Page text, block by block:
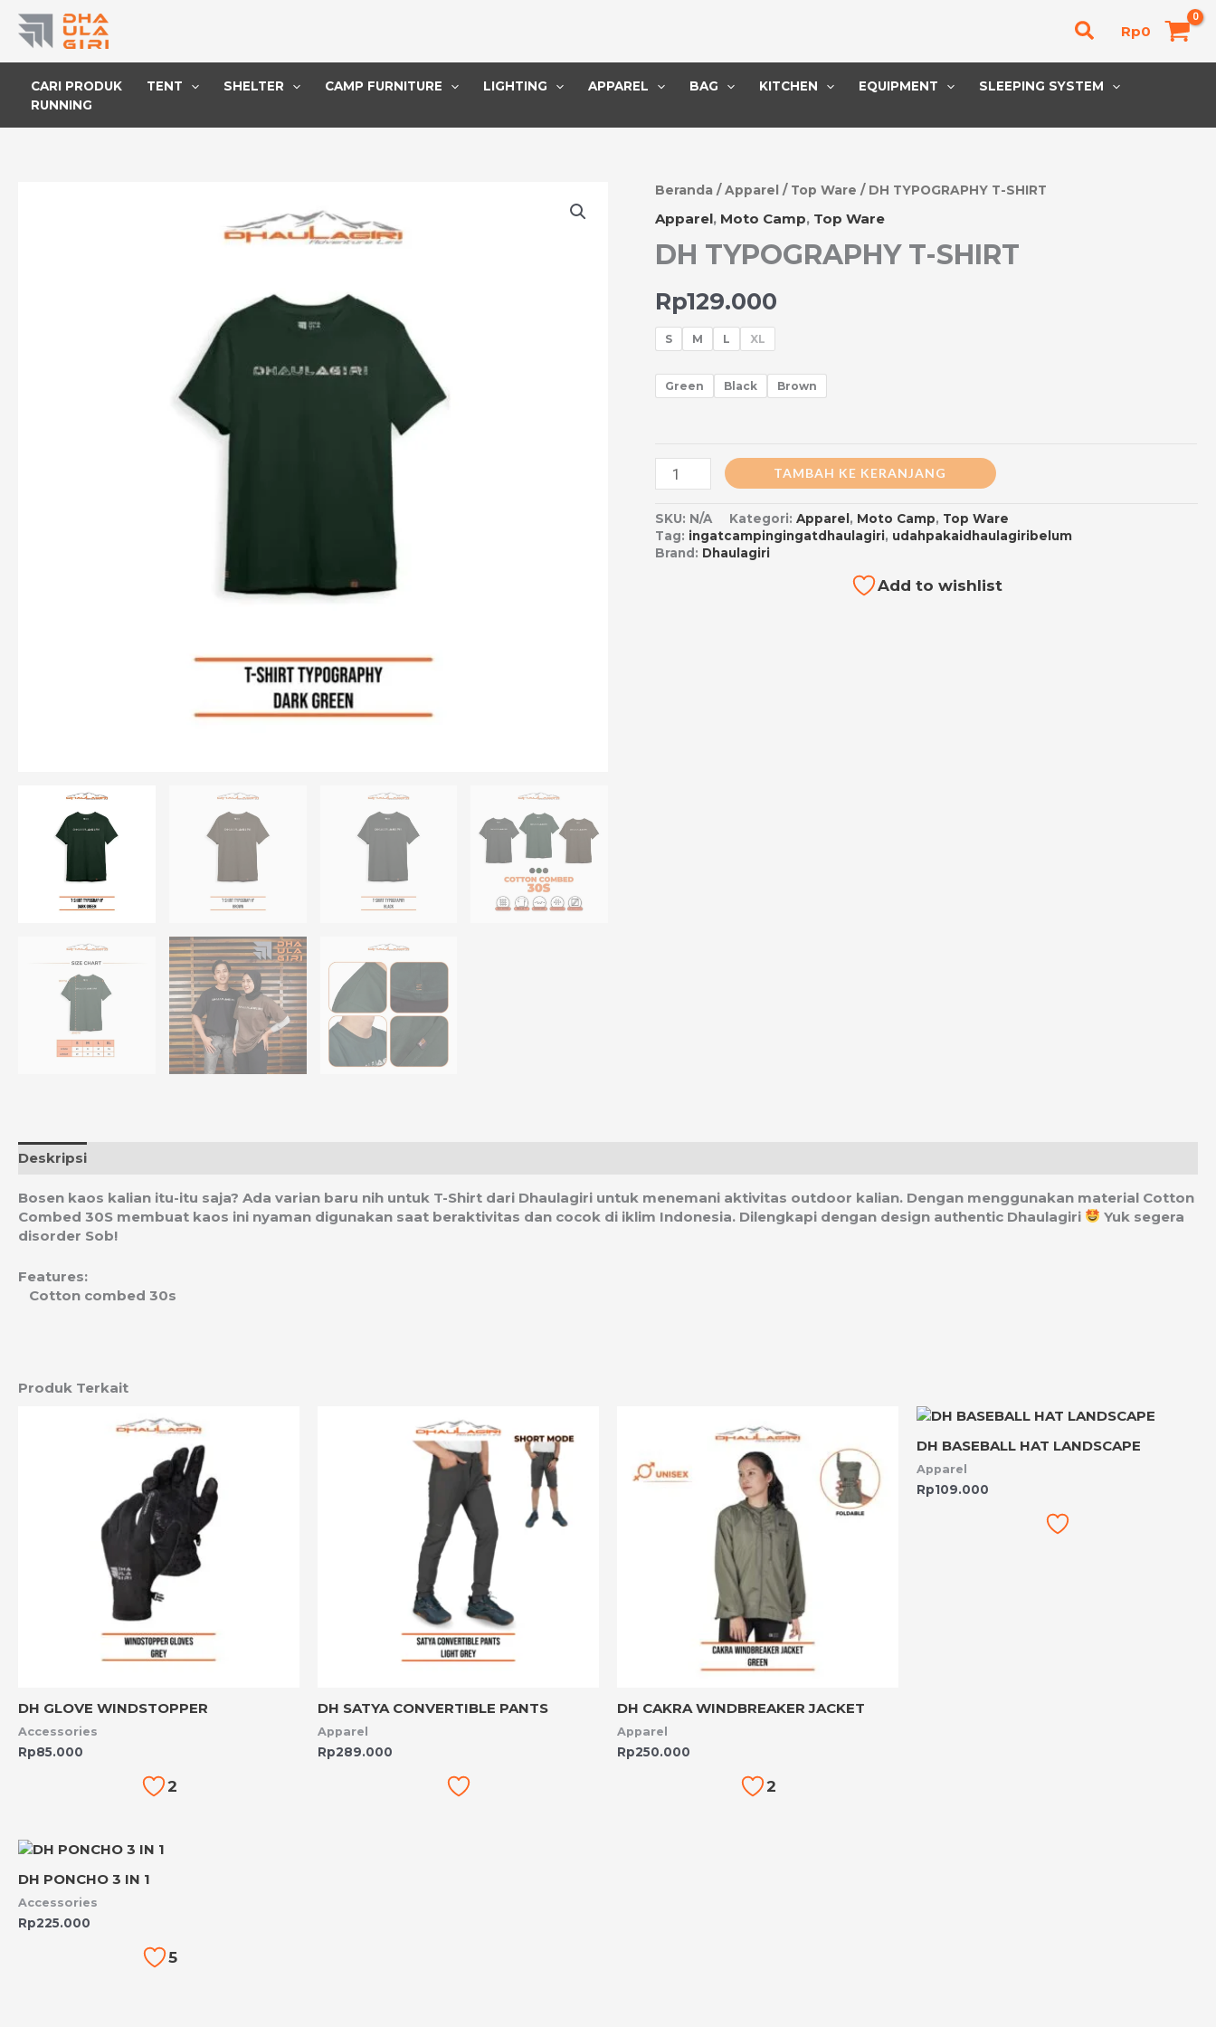
konten
Cari Rp0
CARI PRODUK TENT SHELTER CAMP FURNITURE LIGHTING APPAREL BAG KITCHEN EQUIPMENT
SLEEPING SYSTEM
RUNNING
Beranda /Apparel / Top Ware / DH TYPOGRAPHY T-SHIRT
Apparel, Moto Camp, Top Ware
DH TYPOGRAPHY T-SHIRT
Rp129.000
S M L XL
Green Black Brown
Kuantitas
TYPOGRAPHY
T-
SHIRT
TAMBAH KE KERANJANG
SKU: N/A Kategori:Apparel , Moto Camp, Top Ware
Tag: ingatcampingingatdhaulagiri, udahpakaidhaulagiribelum
Brand: Dhaulagiri
Add to wishlist
Deskripsi
Bosen kaos kalian itu-itu saja? Ada varian baru nih untuk T-Shirt dari Dhaulagiri untuk menemani aktivitas outdoor kalian. Dengan menggunakan material Cotton
Combed 30S membuat kaos ini nyaman digunakan saat beraktivitas dan cocok di iklim Indonesia. Dilengkapi dengan design authentic Dhaulagiri
Yuk segera
disorder Sob!
Features:
Cotton combed 30s
Produk Terkait
DH GLOVE WINDSTOPPER
Accessories
Rp85.000
2
DH SATYA CONVERTIBLE PANTS
Apparel
Rp289.000
DH CAKRA WINDBREAKER JACKET
Apparel
Rp250.000
2
DH BASEBALL HAT LANDSCAPE
Apparel
Rp109.000
DH PONCHO 3 IN 1
Accessories
Rp225.000
5